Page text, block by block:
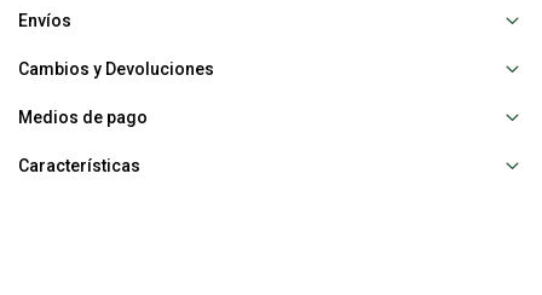
Envíos
Cambios y Devoluciones
Medios de pago
Características